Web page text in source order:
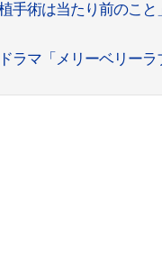
手術は当たり前のこと
ラマ「メリーベリーラ